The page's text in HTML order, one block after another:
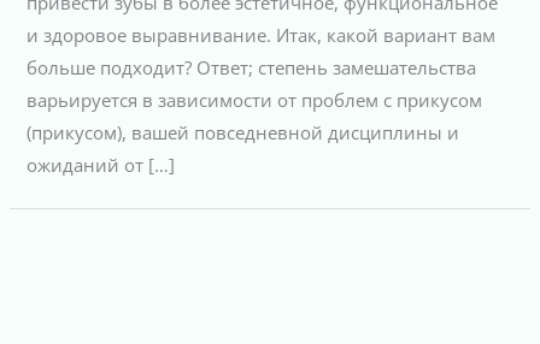
и здоровое выравнивание. Итак, какой вариант вам
больше подходит? Ответ; степень замешательства
варьируется в зависимости от проблем с прикусом
(прикусом), вашей повседневной дисциплины и
ожиданий от […]